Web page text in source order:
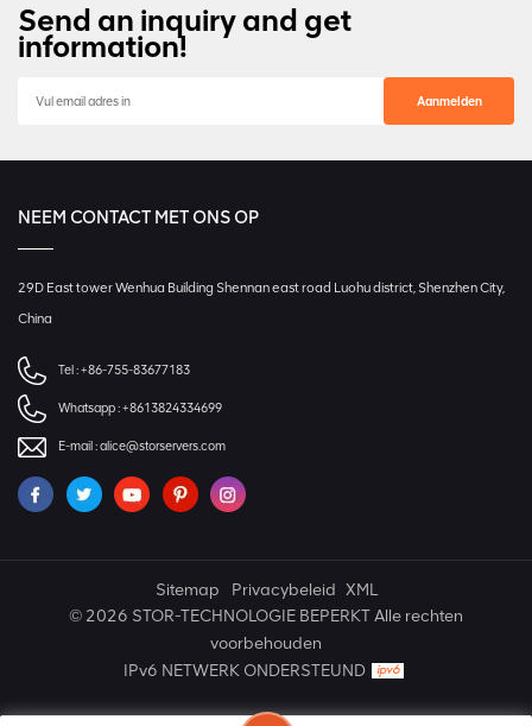
Send an inquiry and get
information!
NEEM CONTACT MET ONS OP
29D East tower Wenhua Building Shennan east road Luohu district, Shenzhen City,
China
Tel :+86-755-83677183
Whatsapp :+8613824334699
E-mail :alice@storservers.com
Sitemap Privacybeleid XML
© 2026 STOR-TECHNOLOGIE BEPERKT Alle rechten
voorbehouden
IPv6 NETWERK ONDERSTEUND